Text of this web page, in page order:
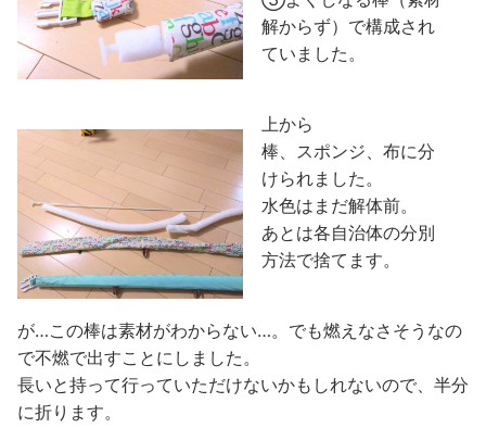
解からず）で構成され
ていました。
上から
棒、スポンジ、布に分
けられました。
水色はまだ解体前。
あとは各自治体の分別
方法で捨てます。
が…この棒は素材がわからない…。でも燃えなさそうなの
で不燃で出すことにしました。
長いと持って行っていただけないかもしれないので、半分
に折ります。